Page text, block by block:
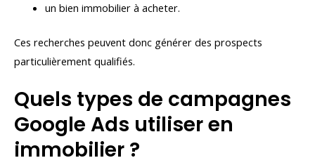
un bien immobilier à acheter.
Ces recherches peuvent donc générer des prospects
particulièrement qualifiés.
Quels types de campagnes
Google Ads utiliser en
immobilier ?